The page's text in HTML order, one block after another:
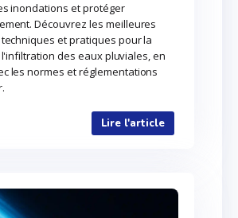
inondations et protéger
Découvrez les meilleures
et pratiques pour la
des eaux pluviales, en
les normes et réglementations
Lire l'article